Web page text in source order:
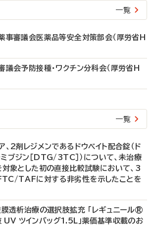
一覧
審議会医薬品等安全対策部会（厚労省H
会予防接種・ワクチン分科会（厚労省H
一覧
、2剤レジメンであるドウベイト配合錠（ド
ブジン［DTG/3TC］）について、未治療
象とした初の直接比較試験において、3
TAFに対する非劣性を示したことを
透析治療の選択肢拡充 「レギュニール®
ツインバッグ1.5L」薬価基準収載のお